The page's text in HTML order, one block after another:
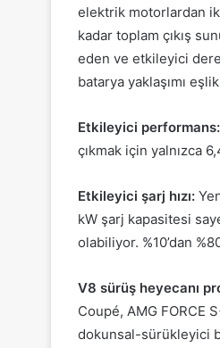
elektrik motorlardan
kadar toplam çıkış
eden ve etkileyici
batarya yaklaşımı
Etkileyici performans:
çıkmak için yalnızca
Etkileyici şarj hızı:
kW şarj kapasitesi
olabiliyor. %10’dan
V8 sürüş heyecanı
Coupé, AMG FORCE
dokunsal-sürükleyici